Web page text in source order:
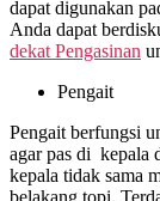
dapat digunakan
Anda dapat
dekat Pengasinan
Pengait
Pengait berfungsi
agar pas di kepala
kepala tidak sama